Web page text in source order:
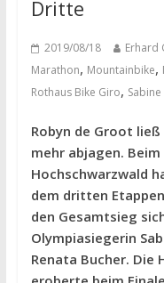
Dritte
2019/08/18 Erhard
Marathon, Mountainbike,
Rothaus Bike Giro,
Robyn de Groot
mehr abjagen.
Hochschwarzwald
dem dritten
den Gesamtsieg
Olympiasiegerin
Renata Bucher. Die